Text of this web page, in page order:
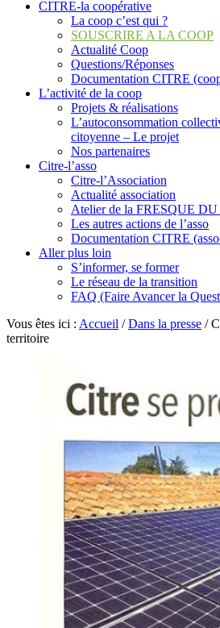
CITRE-la coopérative
La coop c’est qui ?
SOUSCRIRE A LA COOP
Actualité Coop
Questions/Réponses
Documentation CITRE
L’activité de la coop
Projets & réalisations
L’autoconsommation
citoyenne – Le projet
Nos partenaires
Citre-l’asso
Citre-l’Association
Actualité association
Atelier de la FRESQUE
Les autres actions de l’asso
Documentation CITRE
Aller plus loin
S’informer, se former
Le réseau de la transition
FAQ (Faire Avancer la
Vous êtes ici : Accueil /Dans la presse /
territoire